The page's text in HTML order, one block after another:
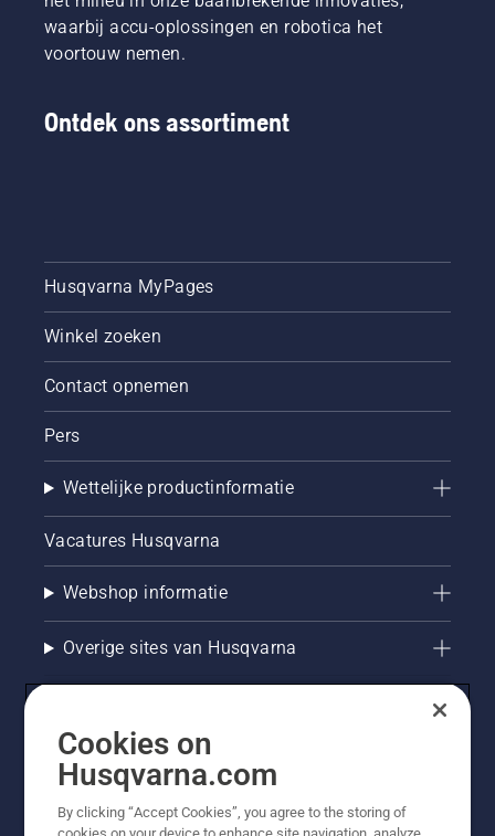
waarbij accu-oplossingen en robotica het
voortouw nemen.
Ontdek ons assortiment
Husqvarna MyPages
Winkel zoeken
Contact opnemen
Pers
Wettelijke productinformatie
Vacatures Husqvarna
Webshop informatie
Overige sites van Husqvarna
Cookies on
Husqvarna.com
By clicking “Accept Cookies”, you agree to the storing of